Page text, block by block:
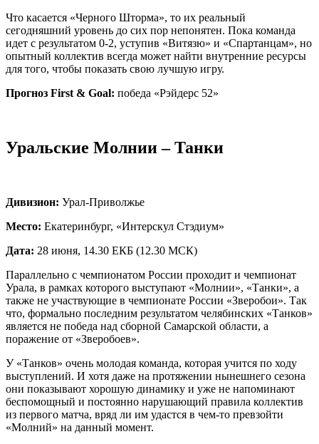
Что касается «Черного Шторма», то их реальный
сегодняшний уровень до сих пор непонятен. Пока команда
идет с результатом 0-2, уступив «Витязю» и «Спартанцам», но
опытный коллектив всегда может найти внутренние ресурсы
для того, чтобы показать свою лучшую игру.
Прогноз First & Goal: победа «Рэйдерс 52»
Уральские Молнии – Танки
Дивизион: Урал-Приволжье
Место: Екатеринбург, «Интерскул Стэдиум»
Дата: 28 июня, 14.30 ЕКБ (12.30 МСК)
Параллельно с чемпионатом России проходит и чемпионат
Урала, в рамках которого выступают «Молнии», «Танки», а
также не участвующие в чемпионате России «Зверобои». Так
что, формально последним результатом челябинских «Танков»
является не победа над сборной Самарской области, а
поражение от «Зверобоев».
У «Танков» очень молодая команда, которая учится по ходу
выступлений. И хотя даже на протяжении нынешнего сезона
они показывают хорошую динамику и уже не напоминают
беспомощный и постоянно нарушающий правила коллектив
из первого матча, вряд ли им удастся в чем-то превзойти
«Молний» на данный момент.